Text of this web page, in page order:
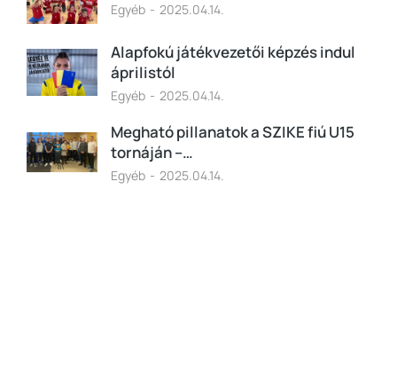
Egyéb 2025.04.14.
Alapfokú játékvezetői képzés indul
áprilistól
Egyéb 2025.04.14.
Megható pillanatok a SZIKE fiú U15
tornáján –…
Egyéb 2025.04.14.